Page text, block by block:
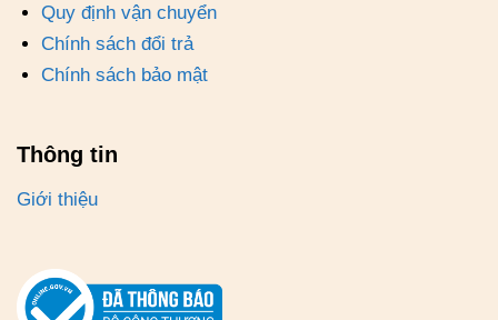
Quy định vận chuyển
Chính sách đổi trả
Chính sách bảo mật
Thông tin
Giới thiệu